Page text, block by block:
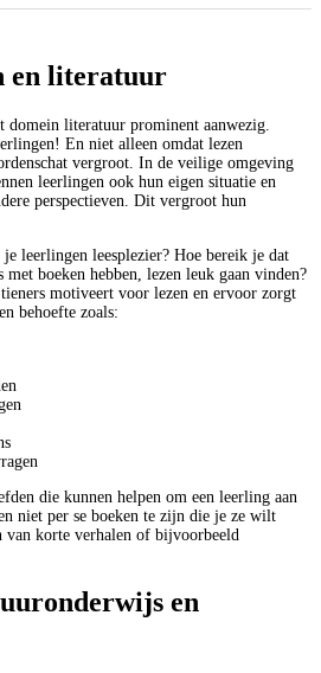
en literatuur
domein literatuur prominent aanwezig.
En niet alleen omdat lezen
vergroot. In de veilige omgeving
leerlingen ook hun eigen situatie en
perspectieven. Dit vergroot hun
leerlingen leesplezier? Hoe bereik je dat
boeken hebben, lezen leuk gaan vinden?
motiveert voor lezen en ervoor zorgt
behoefte zoals:
die kunnen helpen om een leerling aan
niet per se boeken te zijn die je ze wilt
van korte verhalen of bijvoorbeeld
en